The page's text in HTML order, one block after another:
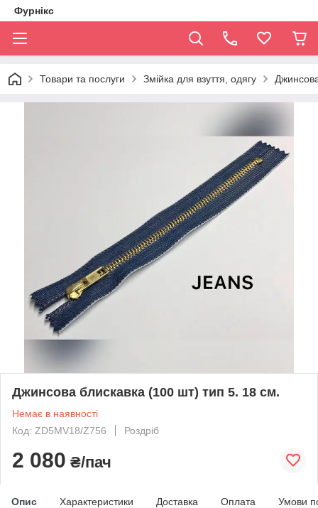
Фурнікс
Товари та послуги Змійка для взуття, одягу
Джинсова блискавка (100 шт) тип 5. 18 см.
Немає в наявності
Код: ZD5MV18/Z756
Роздріб
2 080 ₴/пач
Опис Характеристики Доставка Оплата Умови